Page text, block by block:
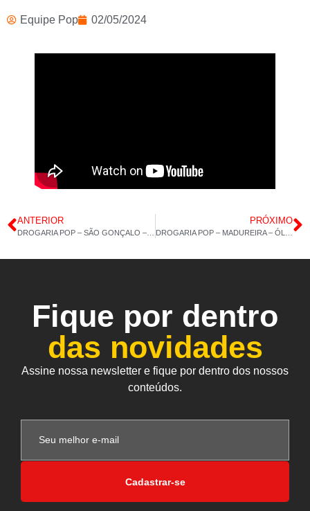
Equipe Pop 02/05/2024
ANTERIOR PRÓXIMO
Fique por dentro
das novidades
Assine nossa newsletter e fique por dentro dos nossos
conteúdos.
Cadastrar-se